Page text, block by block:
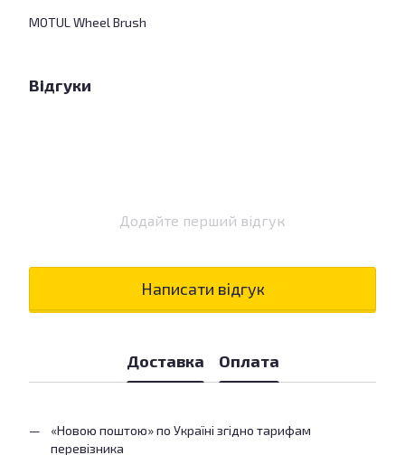
MOTUL Wheel Brush
Відгуки
Додайте перший відгук
Написати відгук
Доставка Оплата
«Новою поштою» по Україні згідно тарифам
перевізника